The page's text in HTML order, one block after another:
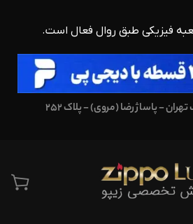
فیزیکی طبق روال فعال است.
تهران - پاساژ رضا (مروی) - پلاک 252